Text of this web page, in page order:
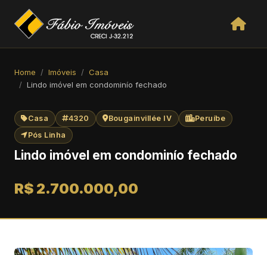
Home Imóveis
Casa
Lindo imóvel em condominío fechado
Casa 4320 Bougainvillée IV
Peruíbe
Pós Linha
Lindo imóvel em condominío fechado
R$ 2.700.000,00